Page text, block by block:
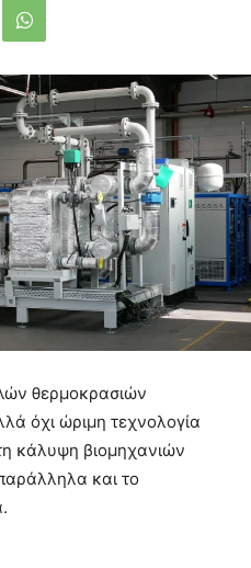
θερμοκρασιών
όχι ώριμη τεχνολογία
κάλυψη βιομηχανιών
και το